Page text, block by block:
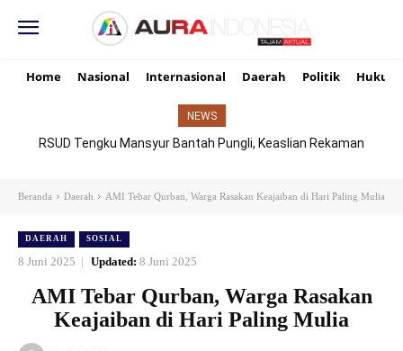
Home Nasional Internasional Daerah Politik Hukum
NEWS
RSUD Tengku Mansyur Bantah Pungli, Keaslian Rekaman
Beranda Daerah AMI Tebar Qurban, Warga Rasakan Keajaiban di Hari Paling Mulia
DAERAH SOSIAL
8 Juni 2025 Updated: 8 Juni 2025
AMI Tebar Qurban, Warga Rasakan
Keajaiban di Hari Paling Mulia